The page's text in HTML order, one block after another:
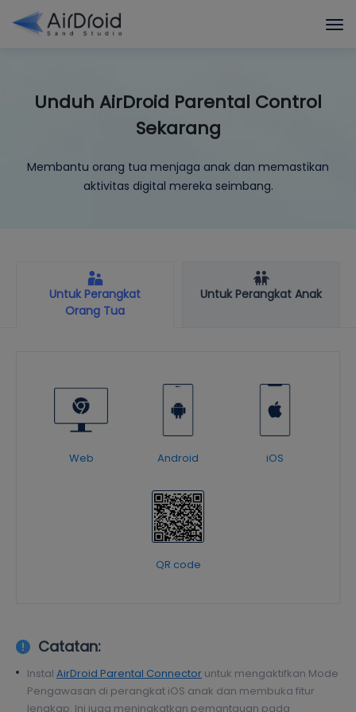
Unduh AirDroid Parental Control
Sekarang
Membantu orang tua menjaga anak dan memastikan
aktivitas digital mereka seimbang.
Untuk Perangkat
Orang Tua
Untuk Perangkat Anak
Web Android iOS
QR code
Catatan:
Instal AirDroid Parental Connector untuk mengaktifkan Mode
Pengawasan di perangkat iOS anak dan membuka fitur
lengkap. Ini juga meningkatkan pemantauan pada